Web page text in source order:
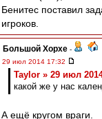
Бенитес поставил
игроков.
Большой Хорхе -
29 июл 2014 17:32
Taylor » 29 июл
какой же у нас
А ещё кругом враги.